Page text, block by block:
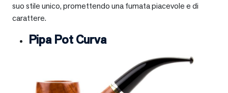
suo stile unico, promettendo una fumata piacevole e di
carattere.
Pipa Pot Curva